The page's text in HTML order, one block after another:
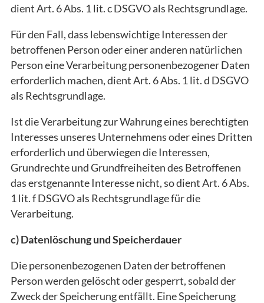
dient Art. 6 Abs. 1 lit. c DSGVO als Rechtsgrundlage.
Für den Fall, dass lebenswichtige Interessen der
betroffenen Person oder einer anderen natürlichen
Person eine Verarbeitung personenbezogener Daten
erforderlich machen, dient Art. 6 Abs. 1 lit. d DSGVO
als Rechtsgrundlage.
Ist die Verarbeitung zur Wahrung eines berechtigten
Interesses unseres Unternehmens oder eines Dritten
erforderlich und überwiegen die Interessen,
Grundrechte und Grundfreiheiten des Betroffenen
das erstgenannte Interesse nicht, so dient Art. 6 Abs.
1 lit. f DSGVO als Rechtsgrundlage für die
Verarbeitung.
c) Datenlöschung und Speicherdauer
Die personenbezogenen Daten der betroffenen
Person werden gelöscht oder gesperrt, sobald der
Zweck der Speicherung entfällt. Eine Speicherung